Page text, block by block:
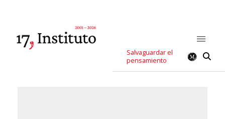
Salvaguardar el
pensamiento